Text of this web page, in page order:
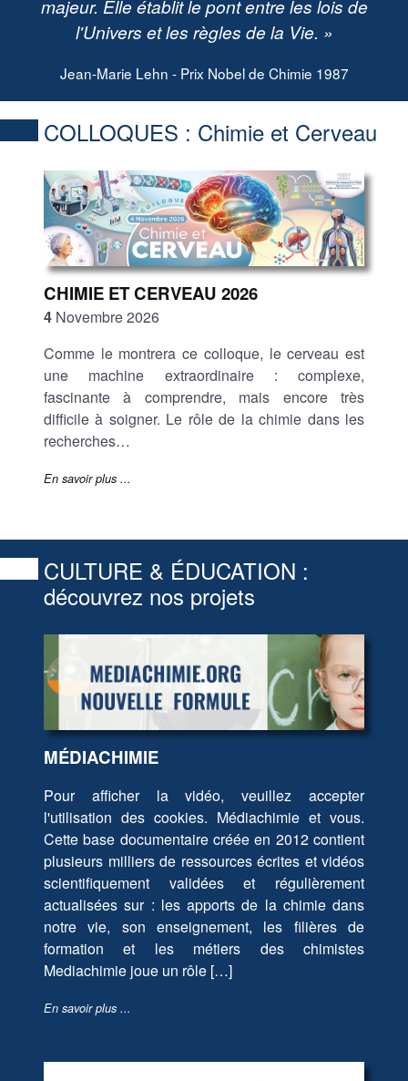
majeur. Elle établit le pont entre les lois de
l'Univers et les règles de la Vie. »
Jean-Marie Lehn - Prix Nobel de Chimie 1987
COLLOQUES : Chimie et Cerveau
CHIMIE ET CERVEAU 2026
4 Novembre 2026
Comme le montrera ce colloque, le cerveau est
une machine extraordinaire : complexe,
fascinante à comprendre, mais encore très
difficile à soigner. Le rôle de la chimie dans les
recherches…
En savoir plus ...
CULTURE & ÉDUCATION :
découvrez nos projets
MÉDIACHIMIE
Pour afficher la vidéo, veuillez accepter
l'utilisation des cookies. Médiachimie et vous.
Cette base documentaire créée en 2012 contient
plusieurs milliers de ressources écrites et vidéos
scientifiquement validées et régulièrement
actualisées sur : les apports de la chimie dans
notre vie, son enseignement, les filières de
formation et les métiers des chimistes
Mediachimie joue un rôle […]
En savoir plus ...